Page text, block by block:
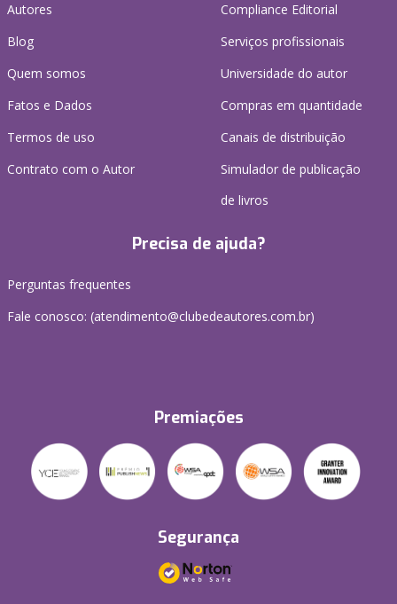
Autores
Blog
Quem somos
Fatos e Dados
Termos de uso
Contrato com o Autor
Compliance Editorial
Serviços profissionais
Universidade do autor
Compras em quantidade
Canais de distribuição
Simulador de publicação
de livros
Precisa de ajuda?
Perguntas frequentes
Fale conosco: (atendimento@clubedeautores.com.br)
Premiações
Segurança